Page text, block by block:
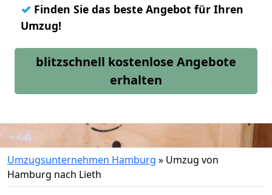
✓ Finden Sie das beste Angebot für Ihren
Umzug!
blitzschnell kostenlose Angebote
erhalten
Umzugsunternehmen Hamburg » Umzug von
Hamburg nach Lieth